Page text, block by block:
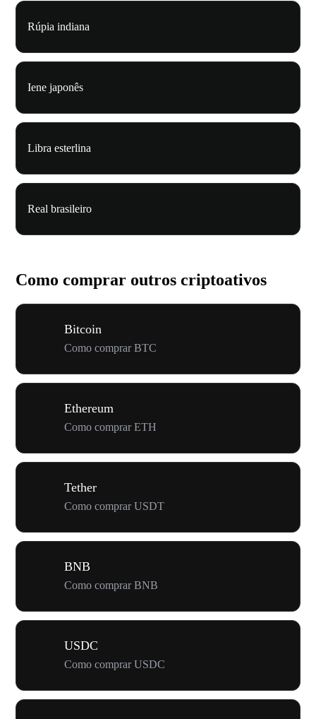
Rúpia indiana
Iene japonês
Libra esterlina
Real brasileiro
Como comprar outros criptoativos
Bitcoin
Como comprar BTC
Ethereum
Como comprar ETH
Tether
Como comprar USDT
BNB
Como comprar BNB
USDC
Como comprar USDC